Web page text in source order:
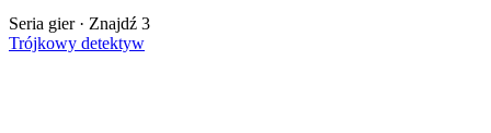
Seria gier · Znajdź 3
Trójkowy detektyw